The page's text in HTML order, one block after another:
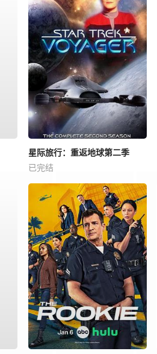
星际旅行：重返地球第二季
已完结